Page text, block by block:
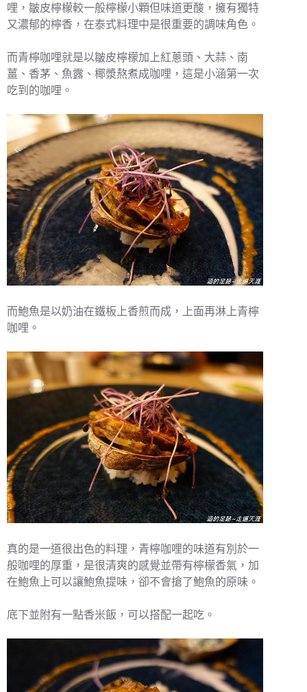
哩，皺皮檸檬較一般檸檬小顆但味道更酸，擁有獨特
又濃郁的檸香，在泰式料理中是很重要的調味角色。
而青檸咖哩就是以皺皮檸檬加上紅蔥頭、大蒜、南
薑、香茅、魚露、椰漿熬煮成咖哩，這是小涵第一次
吃到的咖哩。
而鮑魚是以奶油在鐵板上香煎而成，上面再淋上青檸
咖哩。
真的是一道很出色的料理，青檸咖哩的味道有別於一
般咖哩的厚重，是很清爽的感覺並帶有檸檬香氣，加
在鮑魚上可以讓鮑魚提味，卻不會搶了鮑魚的原味。
底下並附有一點香米飯，可以搭配一起吃。